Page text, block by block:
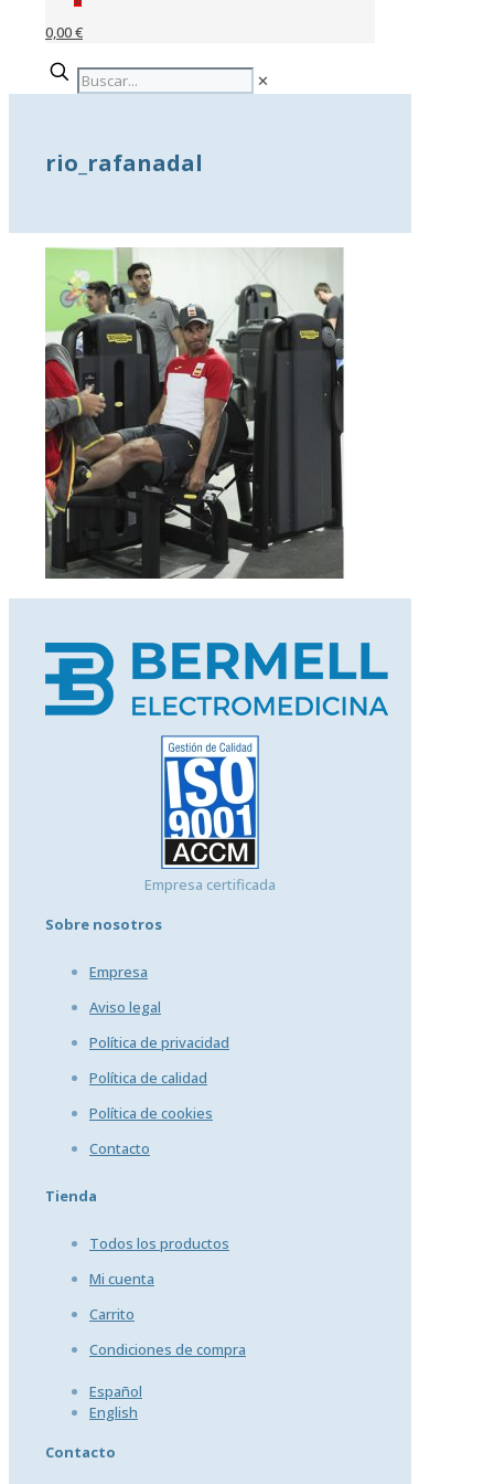
0,00 €
✕
rio_rafanadal
Empresa certificada
Sobre nosotros
Empresa
Aviso legal
Política de privacidad
Política de calidad
Política de cookies
Contacto
Tienda
Todos los productos
Mi cuenta
Carrito
Condiciones de compra
Español
English
Contacto